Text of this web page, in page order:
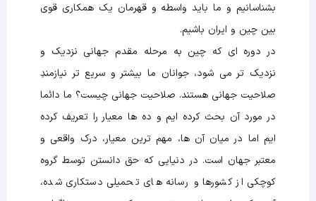
بشناسانیم و ما باید واسطه و قهرمان یک همکاری قوی
بین چین و ایران باشیم.
در دوره ای که چین به مرحله مقدم جهانی نزدیک و
نزدیک تر می شود، جوانان ما بیشتر و سریع تر نیازمندِ
صلاحیت جهانی هستند. صلاحیت جهانی چیست؟ ما دائما
در مورد آن بحث کرده ایم و ده ها معیار را تعریف کرده
ایم اما در میان آن ها، مهم ترین معیار، درک واقعی و
معتبر جهان است. در دنیایی که حق دانستن توسط گروه
کوچکی از کشورها و رسانه های تحمیلی دستکاری شده،